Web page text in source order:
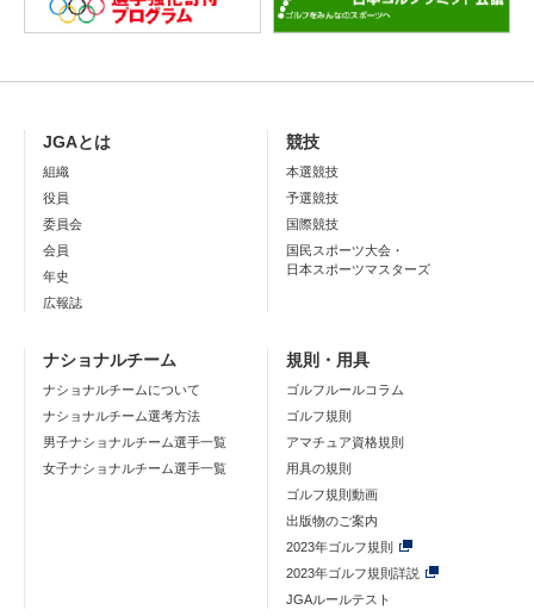
JGAとは
組織
役員
委員会
会員
年史
広報誌
競技
本選競技
予選競技
国際競技
国民スポーツ大会・
日本スポーツマスターズ
ナショナルチーム
ナショナルチームについて
ナショナルチーム選考方法
男子ナショナルチーム選手一覧
女子ナショナルチーム選手一覧
規則・用具
ゴルフルールコラム
ゴルフ規則
アマチュア資格規則
用具の規則
ゴルフ規則動画
出版物のご案内
2023年ゴルフ規則
2023年ゴルフ規則詳説
JGAルールテスト